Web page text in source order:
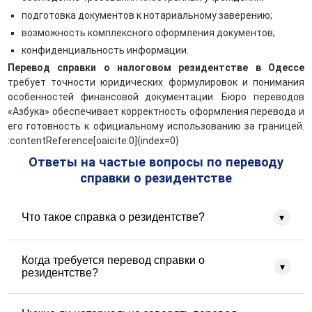
подготовка документов к нотариальному заверению;
возможность комплексного оформления документов;
конфиденциальность информации.
Перевод справки о налоговом резидентстве в Одессе
требует точности юридических формулировок и понимания
особенностей финансовой документации. Бюро переводов
«Азбука» обеспечивает корректность оформления перевода и
его готовность к официальному использованию за границей.
:contentReference[oaicite:0]{index=0}
Ответы на частые вопросы по переводу
справки о резидентстве
Что такое справка о резидентстве? ▾
подтверждающий статус налогового резидента Украины.
Она выдается налоговыми органами и используется для
Когда требуется перевод справки о
резидентстве?
▾